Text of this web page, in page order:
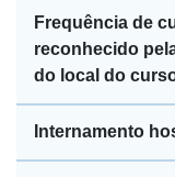
Frequência de
reconhecido
do local do
Internamento